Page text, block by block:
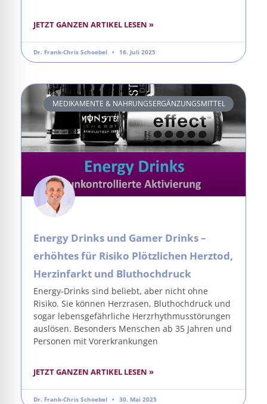
JETZT GANZEN ARTIKEL LESEN »
Dr. Frank-Chris Schoebel 16. Juli 2025
MEDIKAMENTE & NAHRUNGSERGÄNZUNGSMITTEL
Energy Drinks und Gamer Drinks –
erhöhtes für Risiko Plötzlichen Herztod,
Herzinfarkt und Bluthochdruck
Energy-Drinks sind beliebt, aber nicht ohne
Risiko. Sie können Herzrasen, Bluthochdruck und
sogar lebensgefährliche Herzrhythmusstörungen
auslösen. Besonders Menschen ab 35 Jahren und
Personen mit Vorerkrankungen
JETZT GANZEN ARTIKEL LESEN »
Dr. Frank-Chris Schoebel 30. Mai 2025